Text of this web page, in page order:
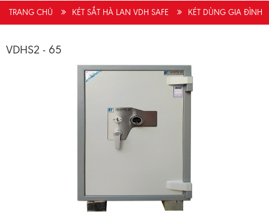
Anh Phong vừa đăng kí tư vấn mua hàng (09/08/2026)
TRANG CHỦ KÉT SẮT HÀ LAN VDH SAFE KÉT DÙNG GIA ĐÌNH
VDHS2 - 65